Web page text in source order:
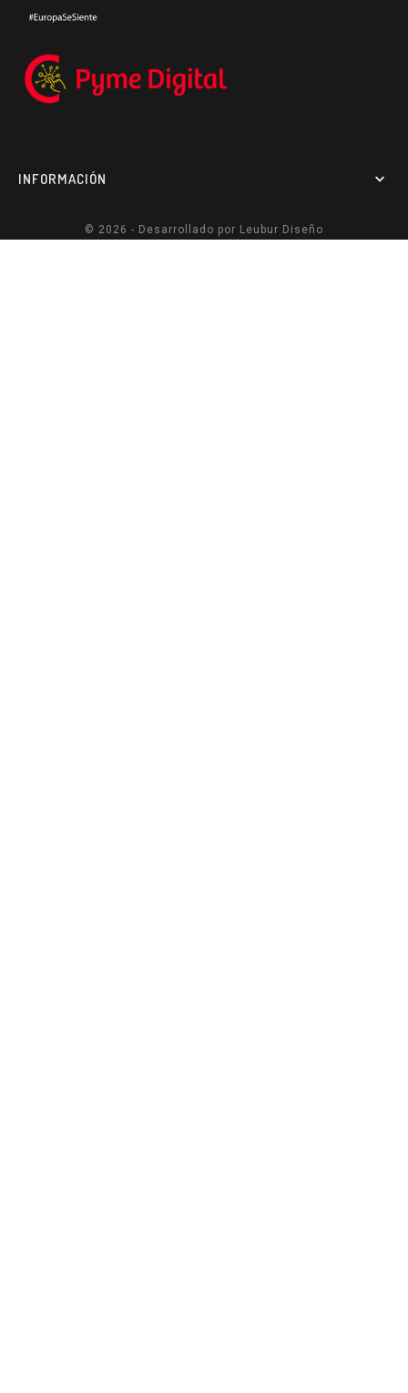
INFORMACIÓN 
© 2026 - Desarrollado por Leubur Diseño